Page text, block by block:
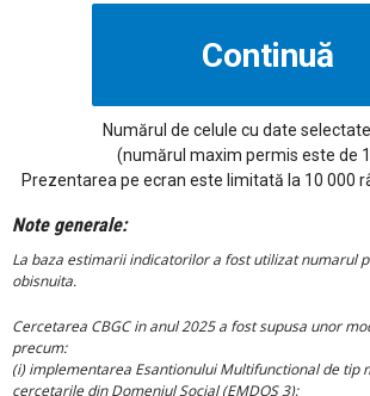
Numărul de celule cu date
(numărul maxim permis este de
Prezentarea pe ecran este limitată la 10 000
Note generale:
La baza estimarii indicatorilor a fost utilizat numarul
obisnuita.
Cercetarea CBGC in anul 2025 a fost supusa unor
precum:
(i) implementarea Esantionului Multifunctional de tip
cercetarile din Domeniul Social (EMDOS 3);